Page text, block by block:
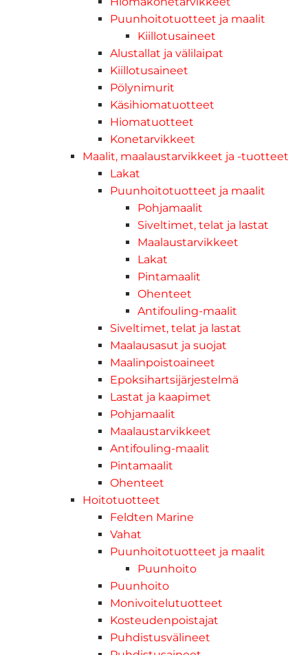
Puunhoitotuotteet ja maalit
Kiillotusaineet
Alustallat ja välilaipat
Kiillotusaineet
Pölynimurit
Käsihiomatuotteet
Hiomatuotteet
Konetarvikkeet
Maalit, maalaustarvikkeet ja -tuotteet
Lakat
Puunhoitotuotteet ja maalit
Pohjamaalit
Siveltimet, telat ja lastat
Maalaustarvikkeet
Lakat
Pintamaalit
Ohenteet
Antifouling-maalit
Siveltimet, telat ja lastat
Maalausasut ja suojat
Maalinpoistoaineet
Epoksihartsijärjestelmä
Lastat ja kaapimet
Pohjamaalit
Maalaustarvikkeet
Antifouling-maalit
Pintamaalit
Ohenteet
Hoitotuotteet
Feldten Marine
Vahat
Puunhoitotuotteet ja maalit
Puunhoito
Puunhoito
Monivoitelutuotteet
Kosteudenpoistajat
Puhdistusvälineet